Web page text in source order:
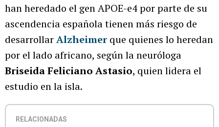
han heredado el gen APOE-e4 por parte de su
ascendencia española tienen más riesgo de
desarrollarAlzheimer que quienes lo heredan
por el lado africano, según la neuróloga
Briseida Feliciano Astasio, quien lidera el
estudio en la isla.
RELACIONADAS